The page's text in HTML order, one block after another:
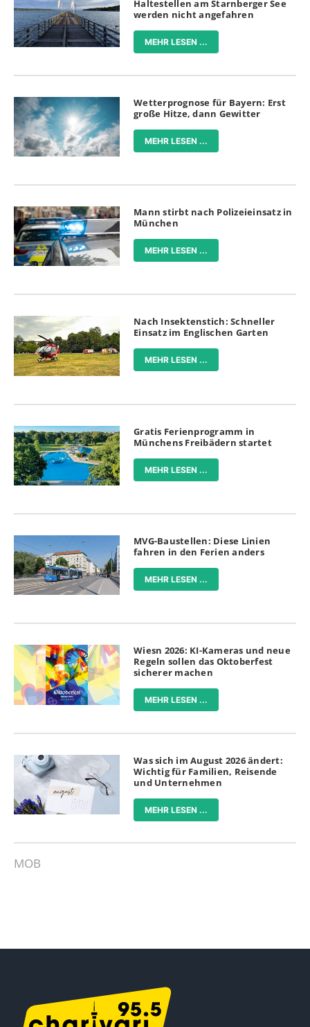
Haltestellen am Starnberger See
werden nicht angefahren
MEHR LESEN ...
Wetterprognose für Bayern: Erst
große Hitze, dann Gewitter
MEHR LESEN ...
Mann stirbt nach Polizeieinsatz in
München
MEHR LESEN ...
Nach Insektenstich: Schneller
Einsatz im Englischen Garten
MEHR LESEN ...
Gratis Ferienprogramm in
Münchens Freibädern startet
MEHR LESEN ...
MVG-Baustellen: Diese Linien
fahren in den Ferien anders
MEHR LESEN ...
Wiesn 2026: KI-Kameras und neue
Regeln sollen das Oktoberfest
sicherer machen
MEHR LESEN ...
Was sich im August 2026 ändert:
Wichtig für Familien, Reisende
und Unternehmen
MEHR LESEN ...
MOB